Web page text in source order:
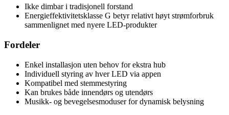
Ikke dimbar i tradisjonell forstand
Energieffektivitetsklasse G betyr relativt høyt strømforbruk
sammenlignet med nyere LED-produkter
Fordeler
Enkel installasjon uten behov for ekstra hub
Individuell styring av hver LED via appen
Kompatibel med stemmestyring
Kan brukes både innendørs og utendørs
Musikk- og bevegelsesmoduser for dynamisk belysning